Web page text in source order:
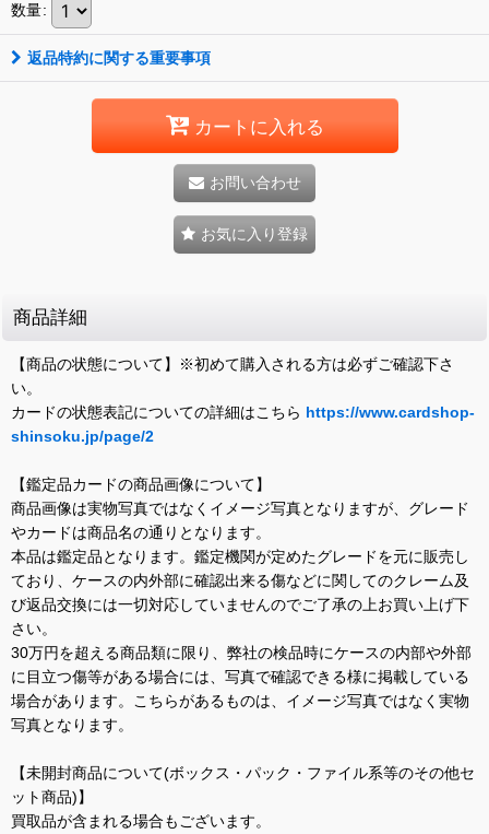
数量:
返品特約に関する重要事項
カートに入れる
お問い合わせ
お気に入り登録
商品詳細
【商品の状態について】※初めて購入される方は必ずご確認下さ
い。
カードの状態表記についての詳細はこちら https://www.cardshop-
shinsoku.jp/page/2
【鑑定品カードの商品画像について】
商品画像は実物写真ではなくイメージ写真となりますが、グレード
やカードは商品名の通りとなります。
本品は鑑定品となります。鑑定機関が定めたグレードを元に販売し
ており、ケースの内外部に確認出来る傷などに関してのクレーム及
び返品交換には一切対応していませんのでご了承の上お買い上げ下
さい。
30万円を超える商品類に限り、弊社の検品時にケースの内部や外部
に目立つ傷等がある場合には、写真で確認できる様に掲載している
場合があります。こちらがあるものは、イメージ写真ではなく実物
写真となります。
【未開封商品について(ボックス・パック・ファイル系等のその他セ
ット商品)】
買取品が含まれる場合もございます。